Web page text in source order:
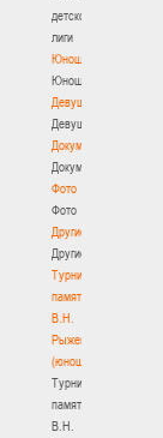
детской
лиги
Юноши
Юноши
Девушки
Девушки
Документы
Документы
Фото
Фото
Другие
Другие
Турнир
памяти
В.Н.
Рыженкова
(юноши)
Турнир
памяти
В.Н.